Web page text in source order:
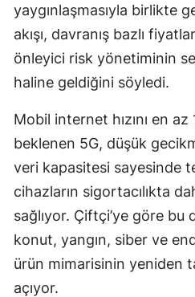
yaygınlaşmasıyla birlikte
akışı, davranış bazlı
önleyici risk yönetiminin
haline geldiğini söyledi.
Mobil internet hızını en az
beklenen 5G, düşük
veri kapasitesi sayesinde
cihazların sigortacılıkta
sağlıyor. Çiftçi’ye göre
konut, yangın, siber ve
ürün mimarisinin yeniden
açıyor.